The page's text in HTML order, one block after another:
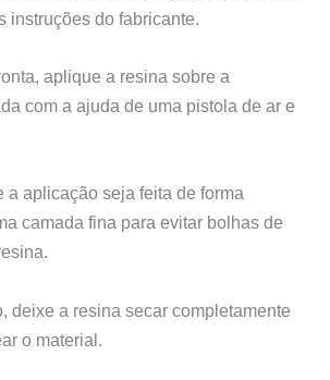
instruções do fabricante.
aplique a resina sobre a
com a ajuda de uma pistola de ar e
a aplicação seja feita de forma
camada fina para evitar bolhas de
deixe a resina secar completamente
o material.